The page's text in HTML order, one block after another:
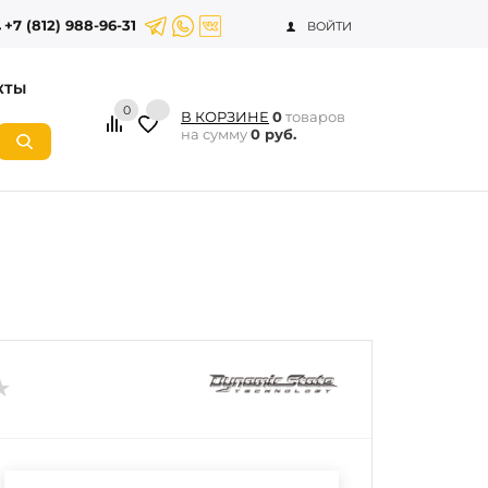
+7 (812) 988-96-31 ВОЙТИ
0 В КОРЗИНЕ 0товаров
на сумму0 руб.